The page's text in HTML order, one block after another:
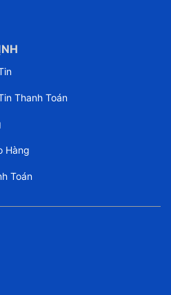
Thanh Toán
Hàng
Toán